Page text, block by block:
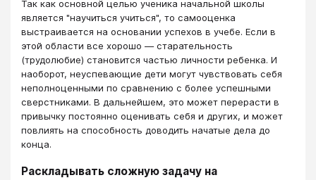
Так как основной целью ученика начальной школы
является "научиться учиться", то самооценка
выстраивается на основании успехов в учебе. Если в
этой области все хорошо — старательность
(трудолюбие) становится частью личности ребенка. И
наоборот, неуспевающие дети могут чувствовать себя
неполноценными по сравнению с более успешными
сверстниками. В дальнейшем, это может перерасти в
привычку постоянно оценивать себя и других, и может
повлиять на способность доводить начатые дела до
конца.
Раскладывать сложную задачу на